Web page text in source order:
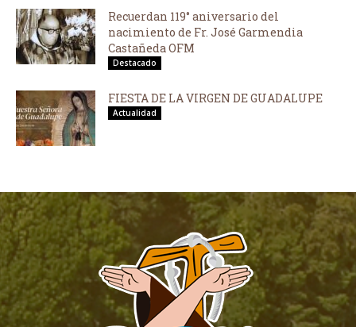
Recuerdan 119° aniversario del
nacimiento de Fr. José Garmendia
Castañeda OFM
Destacado
FIESTA DE LA VIRGEN DE GUADALUPE
Actualidad